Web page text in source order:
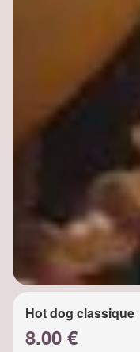
Hot dog classique
8.00 €